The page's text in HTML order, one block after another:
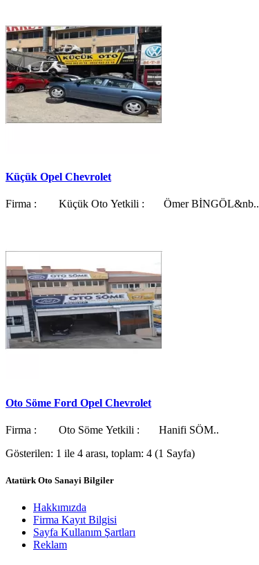
Küçük Opel Chevrolet
Firma : Küçük Oto Yetkili : Ömer BİNGÖL&nb..
Oto Söme Ford Opel Chevrolet
Firma : Oto Söme Yetkili : Hanifi SÖM..
Gösterilen: 1 ile 4 arası, toplam: 4 (1 Sayfa)
Atatürk Oto Sanayi Bilgiler
Hakkımızda
Firma Kayıt Bilgisi
Sayfa Kullanım Şartları
Reklam